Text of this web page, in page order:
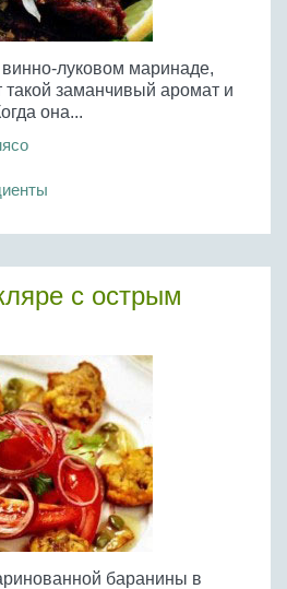
луковом маринаде,
такой заманчивый аромат и
она...
с острым
баранины в